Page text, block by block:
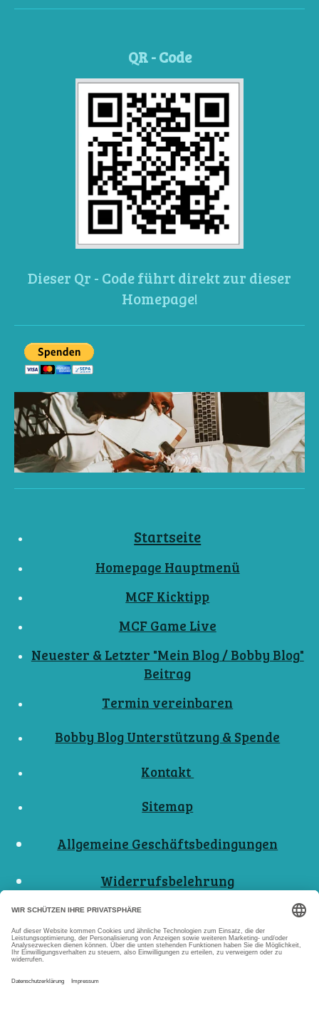
QR - Code
Dieser Qr - Code führt direkt zur dieser
Homepage!
Startseite
Homepage Hauptmenü
MCF Kicktipp
MCF Game Live
Neuester & Letzter "Mein Blog / Bobby Blog"
Beitrag
Termin vereinbaren
Bobby Blog Unterstützung & Spende
Kontakt
Sitemap
Allgemeine Geschäftsbedingungen
Widerrufsbelehrung
Nutzungsbedingungen
Datenschutzerklärungen